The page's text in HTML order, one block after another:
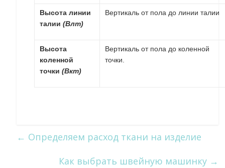
Высота линии
талии (Влт)
Вертикаль от пола до линии талии
Высота
коленной
точки (Вкт)
Вертикаль от пола до коленной
точки.
← Определяем расход ткани на изделие
Как выбрать швейную машинку →